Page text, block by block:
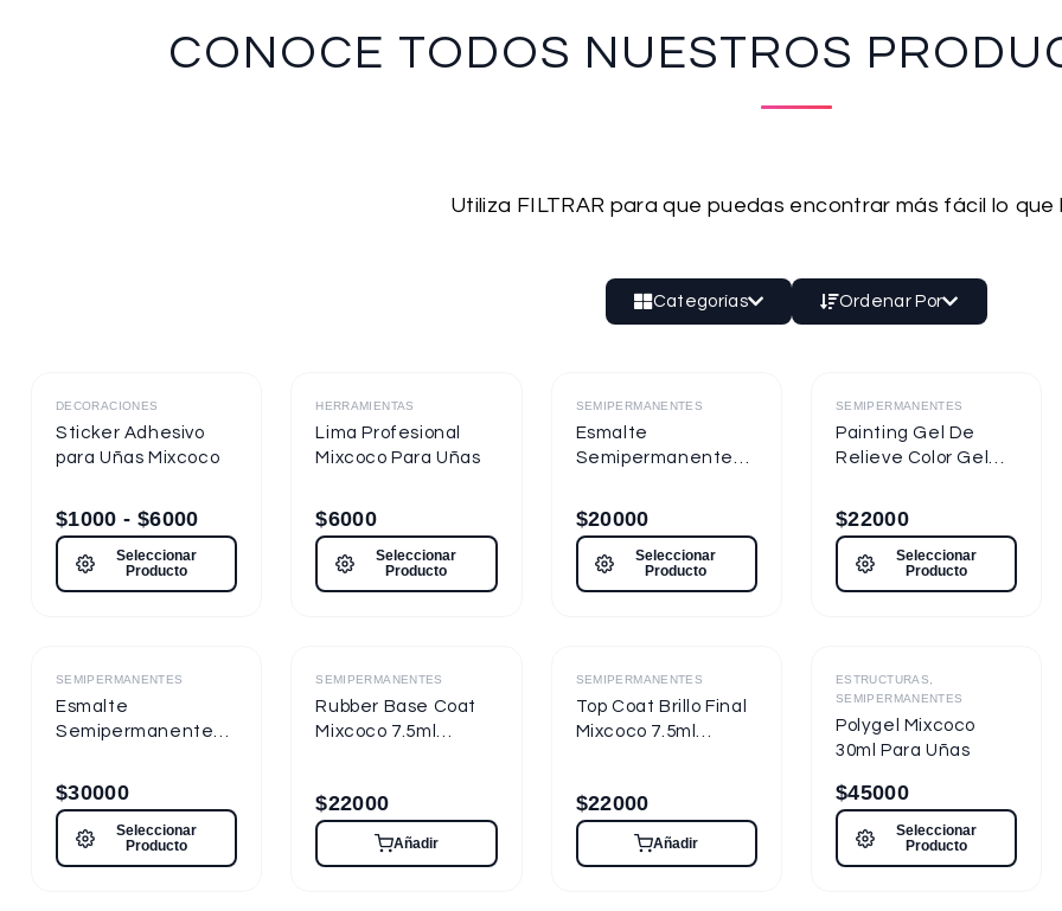
CONOCE TODOS NUESTROS
Utiliza FILTRAR para que puedas encontrar más fácil lo que
Categorías Ordenar Por
Destacado
DECORACIONES
Sticker Adhesivo
para Uñas Mixcoco
$1000 - $6000
Seleccionar
Producto
Destacado
HERRAMIENTAS
Lima Profesional
Mixcoco Para Uñas
$6000
Seleccionar
Producto
Destacado
SEMIPERMANENTES
Esmalte
Semipermanente
Semitraslúcido
7.5ml Nueva
Presentación
$20000
Seleccionar
Producto
Destacado
SEMIPERMANENTES
Painting Gel De
Relieve Color Gel
$22000
Seleccionar
Producto
Destacado
SEMIPERMANENTES
Esmalte
Semipermanente
Semitraslúcido 15ml
para Uñas
$30000
Seleccionar
Producto
Destacado
SEMIPERMANENTES
Rubber Base Coat
Mixcoco 7.5ml
$22000
Añadir
Destacado
SEMIPERMANENTES
Top Coat Brillo Final
Mixcoco 7.5ml
$22000
Añadir
Destacado
ESTRUCTURAS,
SEMIPERMANENTES
Polygel Mixcoco
30ml Para Uñas
$45000
Seleccionar
Producto